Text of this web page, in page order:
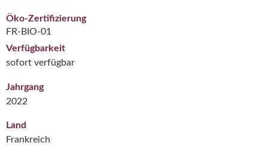
Öko-Zertifizierung
FR-BIO-01
Verfügbarkeit
sofort verfügbar
Jahrgang
2022
Land
Frankreich